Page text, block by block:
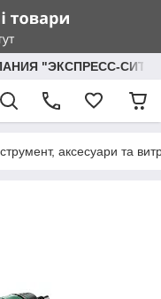
"ЭКСПРЕСС-СИТИ"
аксесуари та